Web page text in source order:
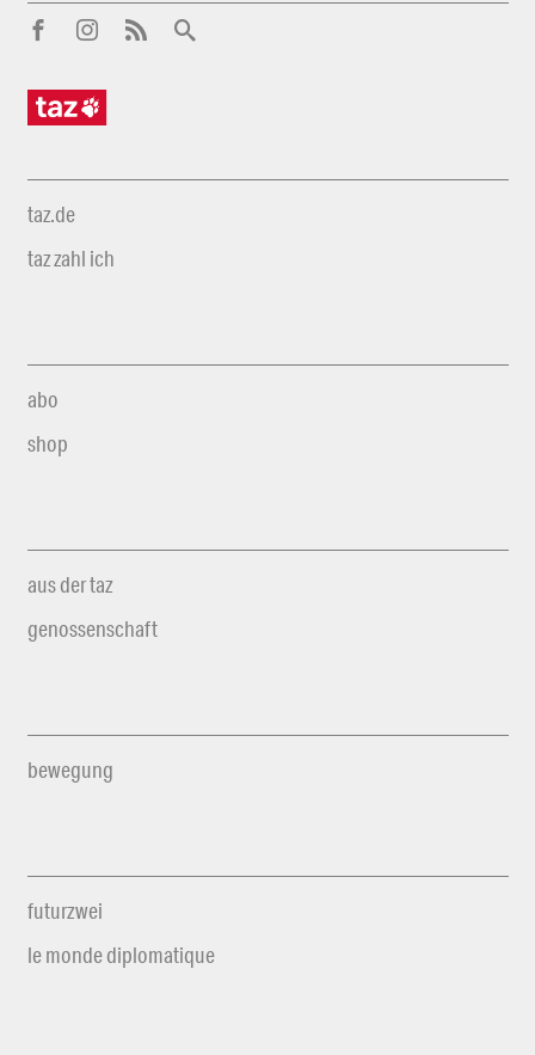
taz.de
taz zahl ich
abo
shop
aus der taz
genossenschaft
bewegung
futurzwei
le monde diplomatique